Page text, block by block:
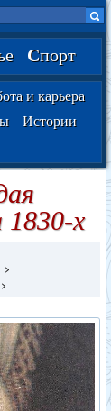
Спорт
и карьера
Истории
х